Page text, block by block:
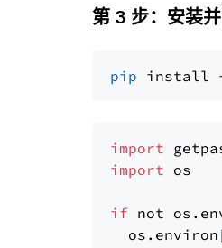
第 3 步：安装
pip
import
import os
if not